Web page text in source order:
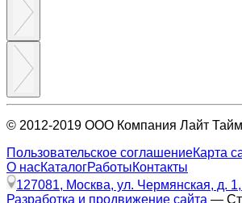
© 2012-2019 ООО Компания Лайт Тайм
Пользовательское соглашениеКарта
О насКаталогРаботыКонтакты
127081, Москва, ул. Чермянская, д.
Разработка и продвижение сайта —